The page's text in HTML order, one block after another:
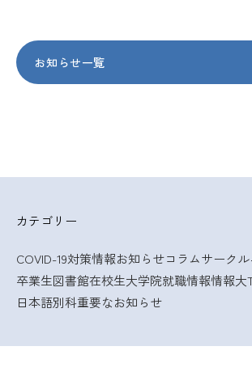
お知らせ一覧
カテゴリー
COVID-19対策情報お知らせコラムサーク
卒業生図書館在校生大学院就職情報情報大
日本語別科重要なお知らせ